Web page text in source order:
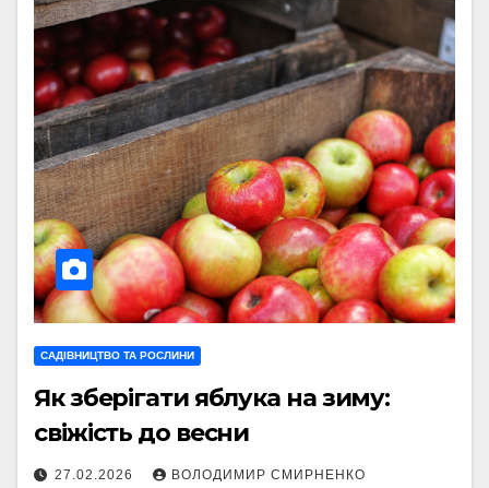
САДІВНИЦТВО ТА РОСЛИНИ
Як зберігати яблука на зиму:
свіжість до весни
27.02.2026 ВОЛОДИМИР СМИРНЕНКО